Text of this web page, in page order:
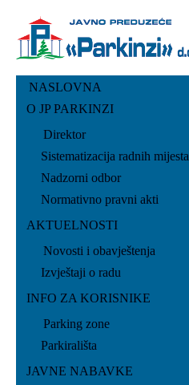
NASLOVNA
O JP PARKINZI
Direktor
Sistematizacija radnih mijesta
Nadzorni odbor
Normativno pravni akti
AKTUELNOSTI
Novosti i obavještenja
Izvještaji o radu
INFO ZA KORISNIKE
Parking zone
Parkirališta
JAVNE NABAVKE